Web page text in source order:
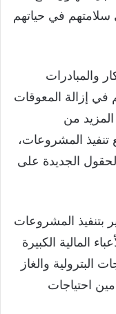
سلامتهم في حياتهم
والمبادرات
في إزالة المعوقات
من
تنفيذ المشروعات،
الجديدة على
بتنفيذ المشروعات
المالية الكبيرة
البترولية والغاز
احتياجات